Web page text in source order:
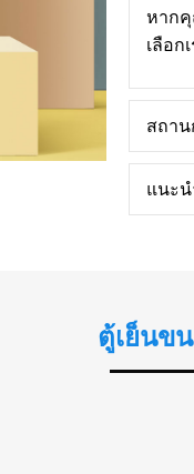
หากคุ
เลือก
สถา
แนะน
ตู้เย็นข